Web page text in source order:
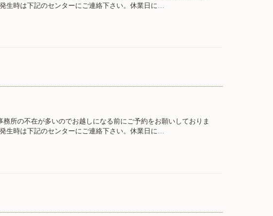
生時は下記のセンターにご連絡下さい。休業日に
所の不在が多いのでお越しになる前にご予約をお願いしておりま
生時は下記のセンターにご連絡下さい。休業日に